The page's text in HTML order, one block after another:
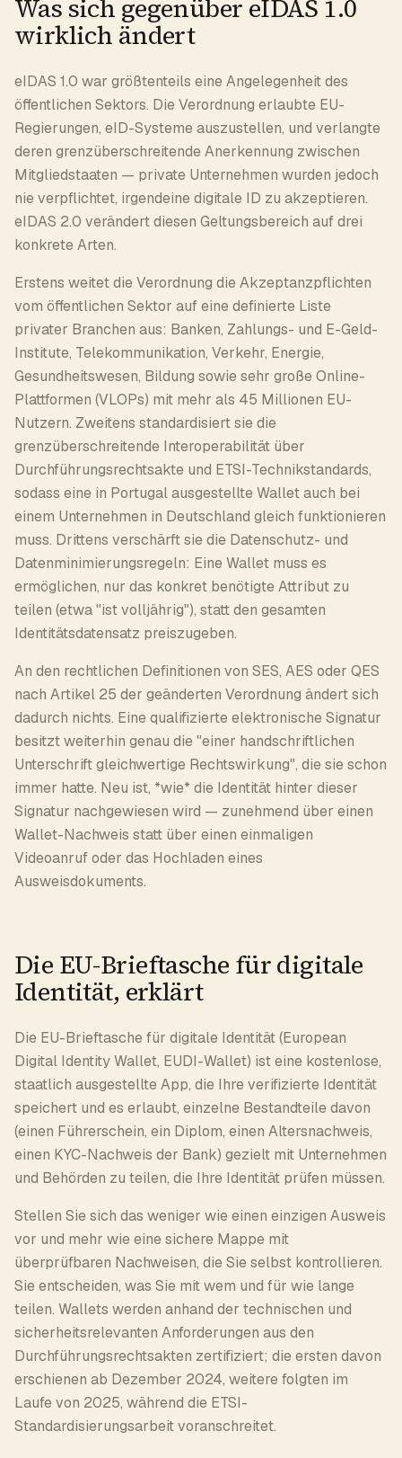
Was sich gegenüber eIDAS 1.0
wirklich ändert
eIDAS 1.0 war größtenteils eine Angelegenheit des
öffentlichen Sektors. Die Verordnung erlaubte EU-
Regierungen, eID-Systeme auszustellen, und verlangte
deren grenzüberschreitende Anerkennung zwischen
Mitgliedstaaten — private Unternehmen wurden jedoch
nie verpflichtet, irgendeine digitale ID zu akzeptieren.
eIDAS 2.0 verändert diesen Geltungsbereich auf drei
konkrete Arten.
Erstens weitet die Verordnung die Akzeptanzpflichten
vom öffentlichen Sektor auf eine definierte Liste
privater Branchen aus: Banken, Zahlungs- und E-Geld-
Institute, Telekommunikation, Verkehr, Energie,
Gesundheitswesen, Bildung sowie sehr große Online-
Plattformen (VLOPs) mit mehr als 45 Millionen EU-
Nutzern. Zweitens standardisiert sie die
grenzüberschreitende Interoperabilität über
Durchführungsrechtsakte und ETSI-Technikstandards,
sodass eine in Portugal ausgestellte Wallet auch bei
einem Unternehmen in Deutschland gleich funktionieren
muss. Drittens verschärft sie die Datenschutz- und
Datenminimierungsregeln: Eine Wallet muss es
ermöglichen, nur das konkret benötigte Attribut zu
teilen (etwa "ist volljährig"), statt den gesamten
Identitätsdatensatz preiszugeben.
An den rechtlichen Definitionen von SES, AES oder QES
nach Artikel 25 der geänderten Verordnung ändert sich
dadurch nichts. Eine qualifizierte elektronische Signatur
besitzt weiterhin genau die "einer handschriftlichen
Unterschrift gleichwertige Rechtswirkung", die sie schon
immer hatte. Neu ist, *wie* die Identität hinter dieser
Signatur nachgewiesen wird — zunehmend über einen
Wallet-Nachweis statt über einen einmaligen
Videoanruf oder das Hochladen eines
Ausweisdokuments.
Die EU-Brieftasche für digitale
Identität, erklärt
Die EU-Brieftasche für digitale Identität (European
Digital Identity Wallet, EUDI-Wallet) ist eine kostenlose,
staatlich ausgestellte App, die Ihre verifizierte Identität
speichert und es erlaubt, einzelne Bestandteile davon
(einen Führerschein, ein Diplom, einen Altersnachweis,
einen KYC-Nachweis der Bank) gezielt mit Unternehmen
und Behörden zu teilen, die Ihre Identität prüfen müssen.
Stellen Sie sich das weniger wie einen einzigen Ausweis
vor und mehr wie eine sichere Mappe mit
überprüfbaren Nachweisen, die Sie selbst kontrollieren.
Sie entscheiden, was Sie mit wem und für wie lange
teilen. Wallets werden anhand der technischen und
sicherheitsrelevanten Anforderungen aus den
Durchführungsrechtsakten zertifiziert; die ersten davon
erschienen ab Dezember 2024, weitere folgten im
Laufe von 2025, während die ETSI-
Standardisierungsarbeit voranschreitet.